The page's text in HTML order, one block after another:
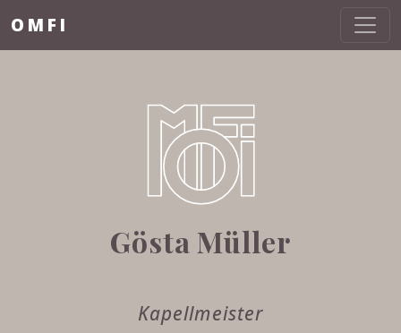
OMFI
Gösta Müller
Kapellmeister